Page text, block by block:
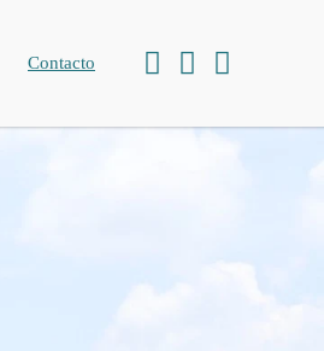
Contacto